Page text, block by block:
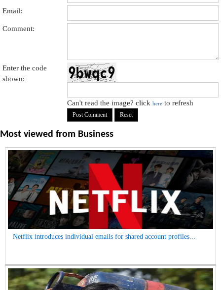
Email:
Comment:
Enter the code
shown:
Can't read the image? clickhere to refresh
Most viewed from Business
Netflix introduces individual emails for shared account profiles...